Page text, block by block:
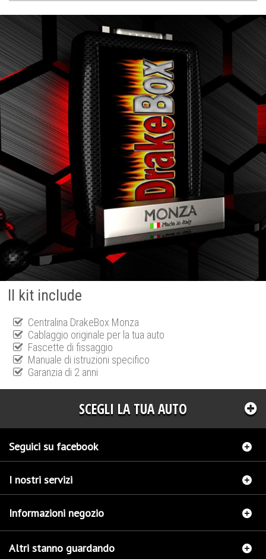
Il kit include
Centralina DrakeBox Monza
Cablaggio originale per la tua auto
Fascette di fissaggio
Manuale di istruzioni specifico
Garanzia di 2 anni
SCEGLI LA TUA AUTO
Seguici su facebook
I nostri servizi
Informazioni negozio
Altri stanno guardando